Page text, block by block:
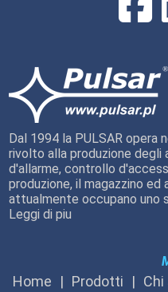
Dal 1994 la PULSAR opera
rivolto alla produzione degli
d'allarme, controllo
produzione, il magazzino
attualmente occupano uno
Leggi di piu
Home Prodotti